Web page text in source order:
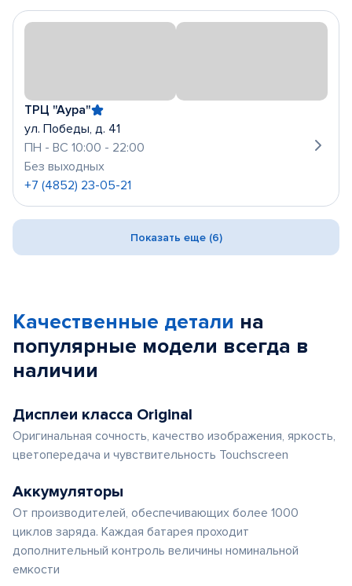
ТРЦ "Аура"
ул. Победы, д. 41
ПН - ВС 10:00 - 22:00
Без выходных
+7 (4852) 23-05-21
Показать еще (6)
Качественные детали на
популярные модели всегда в
наличии
Дисплеи класса Original
Оригинальная сочность, качество изображения, яркость,
цветопередача и чувствительность Touchscreen
Аккумуляторы
От производителей, обеспечивающих более 1000
циклов заряда. Каждая батарея проходит
дополнительный контроль величины номинальной
емкости